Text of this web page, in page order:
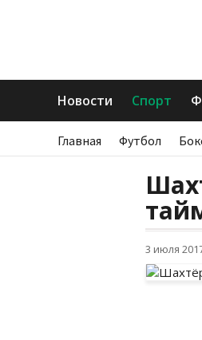
Новости Спорт
Главная Футбол
3 июля